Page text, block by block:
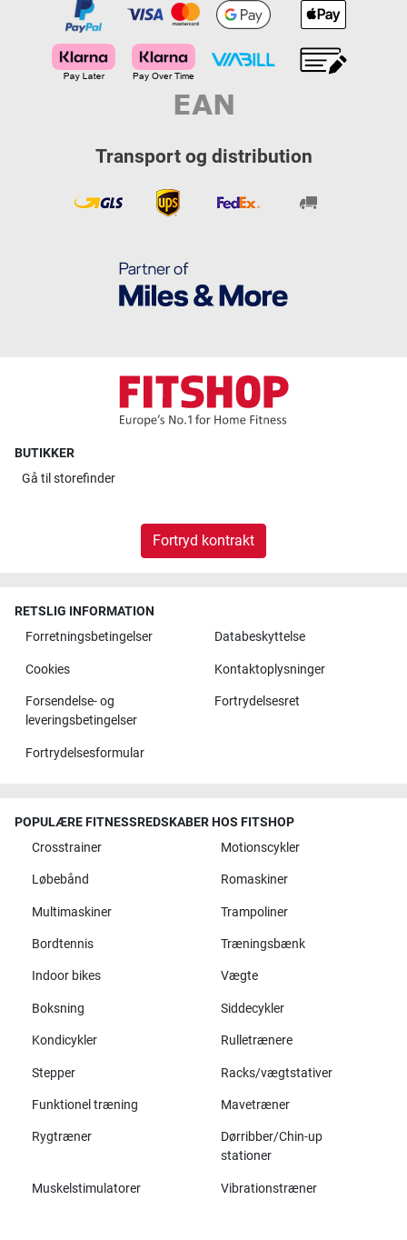
Transport og distribution
BUTIKKER
Gå til storefinder
Fortryd kontrakt
RETSLIG INFORMATION
Forretningsbetingelser
Databeskyttelse
Cookies Kontaktoplysninger
Forsendelse- og
leveringsbetingelser
Fortrydelsesret
Fortrydelsesformular
POPULÆRE FITNESSREDSKABER HOS FITSHOP
Crosstrainer
Motionscykler
Løbebånd Romaskiner
Multimaskiner Trampoliner
Bordtennis Træningsbænk
Indoor bikes Vægte
Boksning Siddecykler
Kondicykler Rulletrænere
Stepper Racks/vægtstativer
Funktionel træning Mavetræner
Rygtræner
Dørribber/Chin-up
stationer
Muskelstimulatorer Vibrationstræner